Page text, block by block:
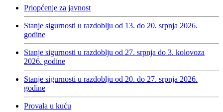
Priopćenje za javnost
Stanje sigurnosti u razdoblju od 13. do 20. srpnja 2026.
godine
Stanje sigurnosti u razdoblju od 27. srpnja do 3. kolovoza
2026. godine
Stanje sigurnosti u razdoblju od 20. do 27. srpnja 2026.
godine
Provala u kuću